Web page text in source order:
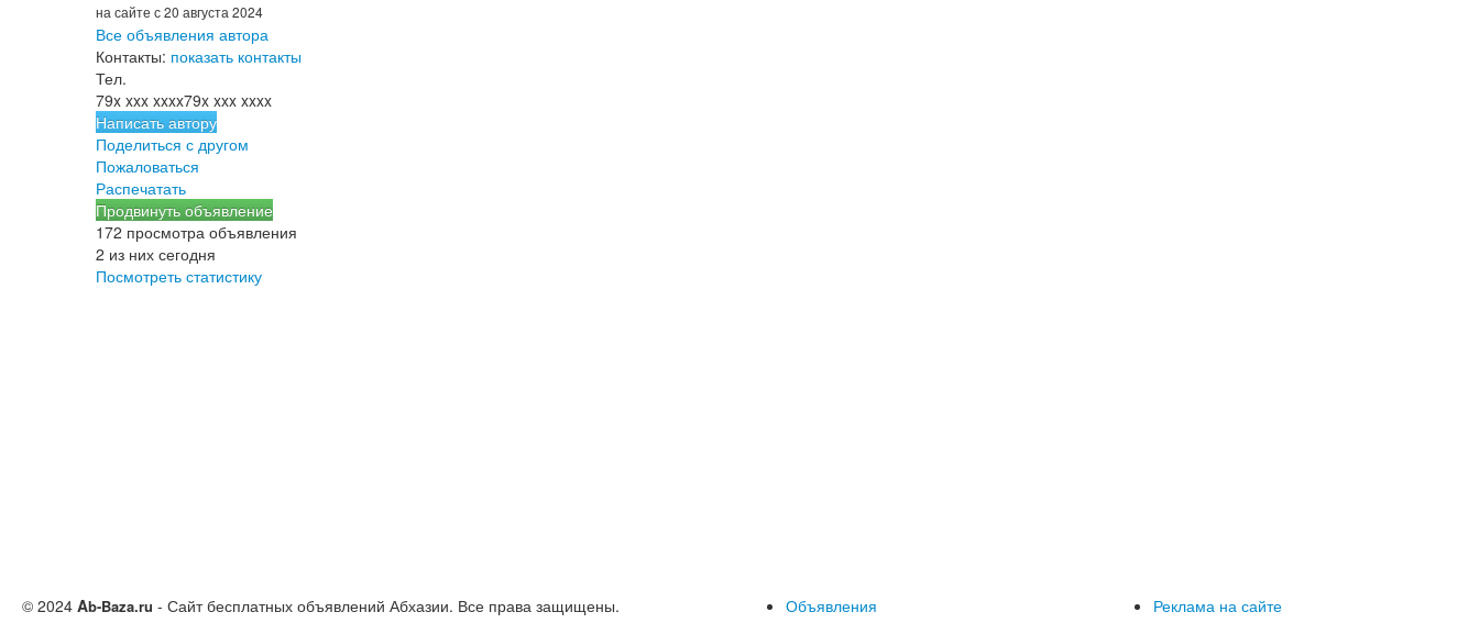
на сайте с 20 августа 2024
Все объявления автора
Контакты: показать контакты
Тел.
79x xxx xxxx79x xxx xxxx
Написать автору
Поделиться с другом
Пожаловаться
Распечатать
Продвинуть объявление
172 просмотра объявления
2 из них сегодня
Посмотреть статистику
© 2024 Ab-Baza.ru - Сайт бесплатных объявлений Абхазии. Все права защищены.
Объявления
Реклама на сайте